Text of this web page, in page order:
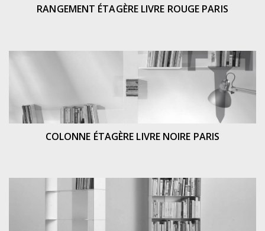
RANGEMENT ÉTAGÈRE LIVRE ROUGE PARIS
COLONNE ÉTAGÈRE LIVRE NOIRE PARIS